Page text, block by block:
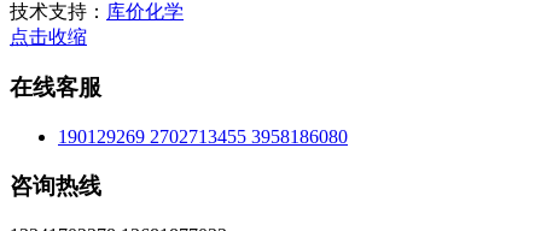
技术支持： 库价化学
点击收缩
在线客服
190129269 2702713455 3958186080
咨询热线